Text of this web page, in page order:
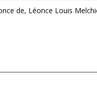
de, Léonce Louis